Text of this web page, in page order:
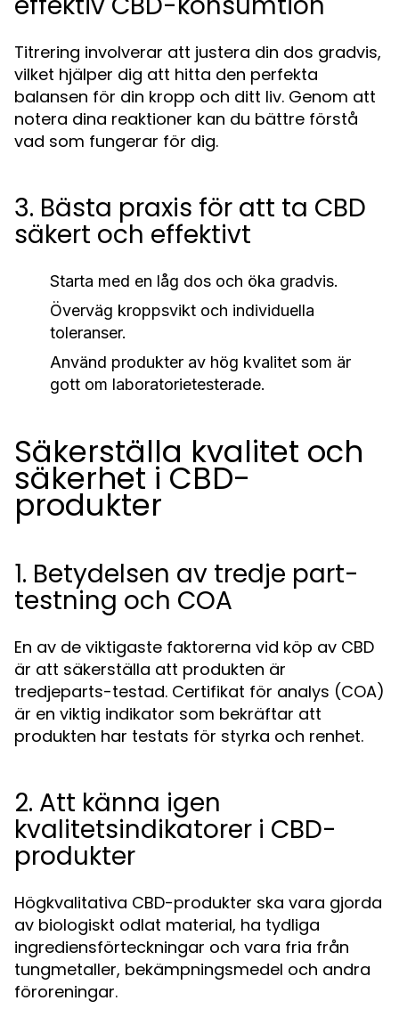
Titrering involverar att justera din dos gradvis,
vilket hjälper dig att hitta den perfekta
balansen för din kropp och ditt liv. Genom att
notera dina reaktioner kan du bättre förstå
vad som fungerar för dig.
3. Bästa praxis för att ta CBD
säkert och effektivt
Starta med en låg dos och öka gradvis.
Överväg kroppsvikt och individuella
toleranser.
Använd produkter av hög kvalitet som är
gott om laboratorietesterade.
Säkerställa kvalitet och
säkerhet i CBD-
produkter
1. Betydelsen av tredje part-
testning och COA
En av de viktigaste faktorerna vid köp av CBD
är att säkerställa att produkten är
tredjeparts-testad. Certifikat för analys (COA)
är en viktig indikator som bekräftar att
produkten har testats för styrka och renhet.
2. Att känna igen
kvalitetsindikatorer i CBD-
produkter
Högkvalitativa CBD-produkter ska vara gjorda
av biologiskt odlat material, ha tydliga
ingrediensförteckningar och vara fria från
tungmetaller, bekämpningsmedel och andra
föroreningar.